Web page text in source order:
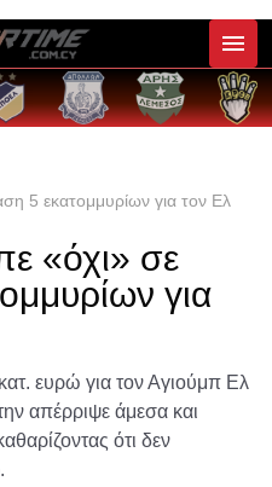
5 εκατομμυρίων για τον Ελ
«όχι» σε
για
ευρώ για τον Αγιούμπ Ελ
απέρριψε άμεσα και
ότι δεν